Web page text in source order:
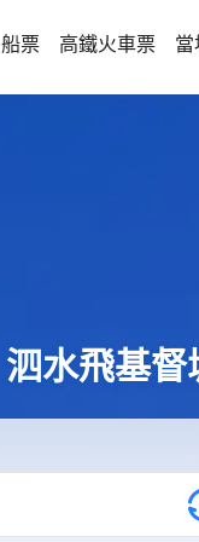
船票 高鐵火車票
泗水飛基